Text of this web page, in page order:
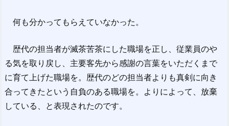
何も分かってもらえていなかった。
歴代の担当者が滅茶苦茶にした職場を正し、従業員のや
る気を取り戻し、主要客先から感謝の言葉をいただくまで
に育て上げた職場を。歴代のどの担当者よりも真剣に向き
合ってきたという自負のある職場を。よりによって、放棄
している、と表現されたのです。